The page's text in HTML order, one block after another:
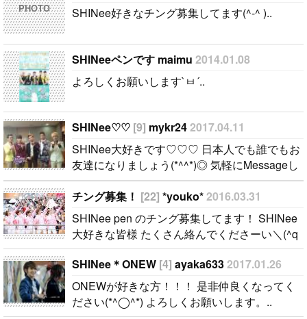
PHOTO
SHINee好きなチング募集してます(^-^ )..
SHINeeペンです maimu 2014.01.08
よろしくお願いします`ㅂ´..
SHINee♡ ♡ [9] mykr242017.04.11
SHINee大好きです♡ ♡ ♡ 日本人でも誰でもお
友達になりましょう(*^^*)◎ 気軽にMessageし
てね〜:D..
チング募集！ [22] *youko* 2016.03.31
SHINee pen のチング募集してます！ SHINee
大好きな皆様 たくさん絡んでくださーい＼(^q
^)／..
SHINee＊ONEW [4] ayaka6332017.01.26
ONEWが好きな方！！！ 是非仲良くなってく
ださい(*^◯^*) よろしくお願いします。..